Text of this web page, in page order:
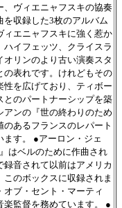
、ヴィエニャフスキの協奏
を収録した3枚のアルバム
ィエニャフスキに強く惹か
イフェッツ、クライスラ
リンのより古い演奏スタ
の表れです。けれどもその
を広げており、ティボー
とのパートナーシップを築
アンの『世の終わりのため
あるフランスのレパート
ます。 ●アーロン・ジェ
はベルのために作曲され
音されて以前はアメリカ
のボックスに収録されま
オブ・セント・マーティ
楽監督を務めています。 ●